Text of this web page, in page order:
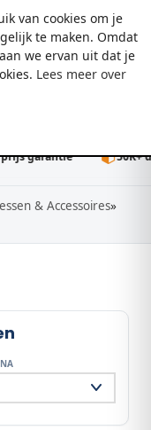
van cookies om je
te maken. Omdat
we ervan uit dat je
Lees meer over
0
50K+ direct
& Accessoires»